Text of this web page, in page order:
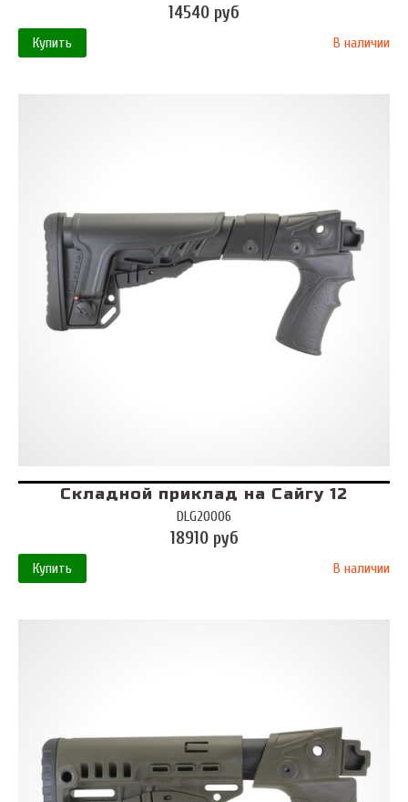
14540 руб
Купить В наличии
Складной приклад на Сайгу 12
DLG20006
18910 руб
Купить В наличии